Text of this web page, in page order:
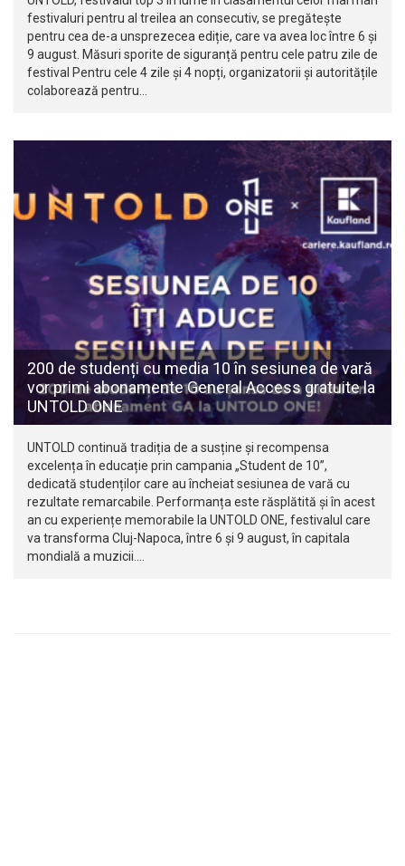
festivaluri pentru al treilea an consecutiv, se pregătește
pentru cea de-a unsprezecea ediție, care va avea loc între 6 și
9 august. Măsuri sporite de siguranță pentru cele patru zile de
festival Pentru cele 4 zile și 4 nopți, organizatorii și autoritățile
colaborează pentru…
200 de studenți cu media 10 în sesiunea de vară
vor primi abonamente General Access gratuite la
UNTOLD ONE
UNTOLD continuă tradiția de a susține și recompensa
excelența în educație prin campania „Student de 10”,
dedicată studenților care au încheiat sesiunea de vară cu
rezultate remarcabile. Performanța este răsplătită și în acest
an cu experiențe memorabile la UNTOLD ONE, festivalul care
va transforma Cluj-Napoca, între 6 și 9 august, în capitala
mondială a muzicii.…